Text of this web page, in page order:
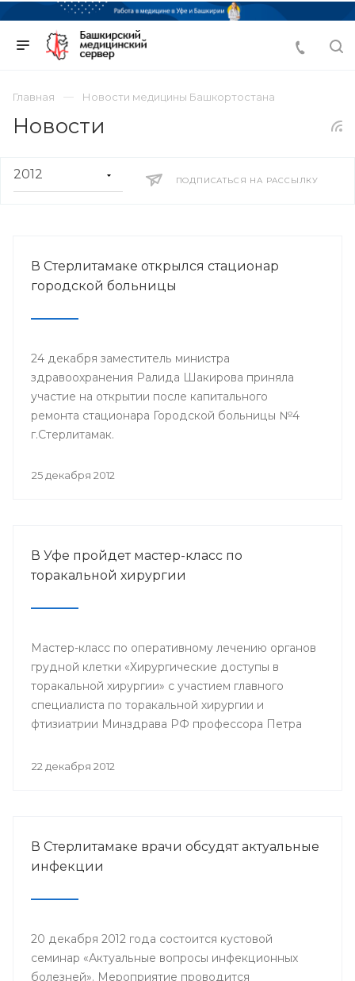
Главная Новости медицины Башкортостана
Новости
ПОДПИСАТЬСЯ НА РАССЫЛКУ
В Стерлитамаке открылся стационар
городской больницы
24 декабря заместитель министра
здравоохранения Ралида Шакирова приняла
участие на открытии после капитального
ремонта стационара Городской больницы №4
г.Стерлитамак.
25 декабря 2012
В Уфе пройдет мастер-класс по
торакальной хирургии
Мастер-класс по оперативному лечению органов
грудной клетки «Хирургические доступы в
торакальной хирургии» с участием главного
специалиста по торакальной хирургии и
фтизиатрии Минздрава РФ профессора Петра
БГМУ.
22 декабря 2012
В Стерлитамаке врачи обсудят актуальные
инфекции
20 декабря 2012 года состоится кустовой
семинар «Актуальные вопросы инфекционных
болезней». Мероприятие проводится